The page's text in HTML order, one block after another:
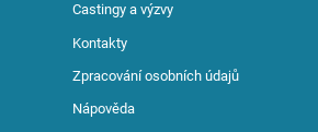
Castingy a výzvy
Kontakty
Zpracování osobních údajů
Nápověda